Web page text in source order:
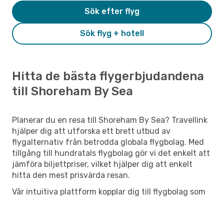
Sök flyg + hotell
Sök efter flyg
Hitta de bästa flygerbjudandena
till Shoreham By Sea
Planerar du en resa till Shoreham By Sea? Travellink
hjälper dig att utforska ett brett utbud av
flygalternativ från betrodda globala flygbolag. Med
tillgång till hundratals flygbolag gör vi det enkelt att
jämföra biljettpriser, vilket hjälper dig att enkelt
hitta den mest prisvärda resan.
Vår intuitiva plattform kopplar dig till flygbolag som